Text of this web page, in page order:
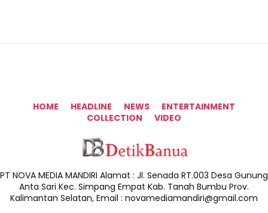
HOME HEADLINE NEWS
ENTERTAINMENT
COLLECTION
VIDEO
PT NOVA MEDIA MANDIRI Alamat : Jl. Senada RT.003 Desa Gunung
Anta Sari Kec. Simpang Empat Kab. Tanah Bumbu Prov.
Kalimantan Selatan, Email : novamediamandiri@gmail.com